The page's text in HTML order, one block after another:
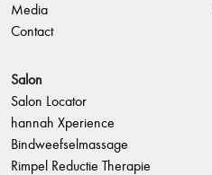
Media
Contact
Salon
Salon Locator
hannah Xperience
Bindweefselmassage
Rimpel Reductie Therapie